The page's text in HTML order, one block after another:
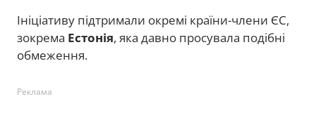
Ініціативу підтримали окремі країни-члени ЄС,
зокрема Естонія, яка давно просувала подібні
обмеження.
Реклама